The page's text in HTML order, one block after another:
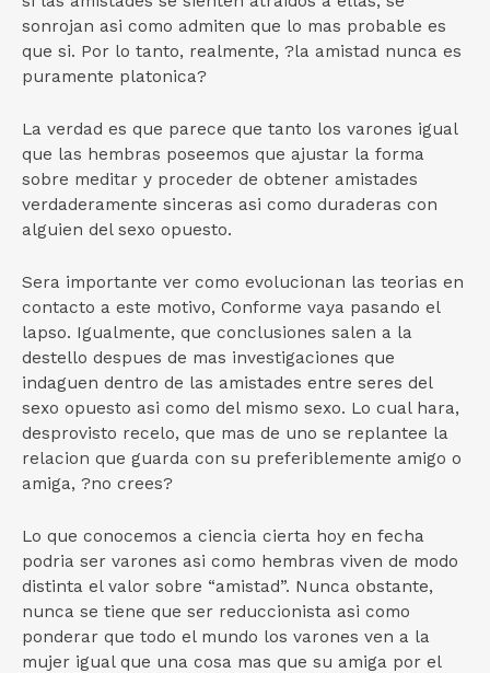
sonrojan asi­ como admiten que lo mas probable es
que si. Por lo tanto, realmente, ?la amistad nunca es
puramente platonica?
La verdad es que parece que tanto los varones igual
que las hembras poseemos que ajustar la forma
sobre meditar y proceder de obtener amistades
verdaderamente sinceras asi­ como duraderas con
alguien del sexo opuesto.
Sera importante ver como evolucionan las teorias en
contacto a este motivo, Conforme vaya pasando el
lapso. Igualmente, que conclusiones salen a la
destello despues de mas investigaciones que
indaguen dentro de las amistades entre seres del
sexo opuesto asi­ como del mismo sexo. Lo cual hara,
desprovisto recelo, que mas de uno se replantee la
relacion que guarda con su preferiblemente amigo o
amiga, ?no crees?
Lo que conocemos a ciencia cierta hoy en fecha
podri­a ser varones asi­ como hembras viven de modo
distinta el valor sobre “amistad”. Nunca obstante,
nunca se tiene que ser reduccionista asi­ como
ponderar que todo el mundo los varones ven a la
mujer igual que una cosa mas que su amiga por el